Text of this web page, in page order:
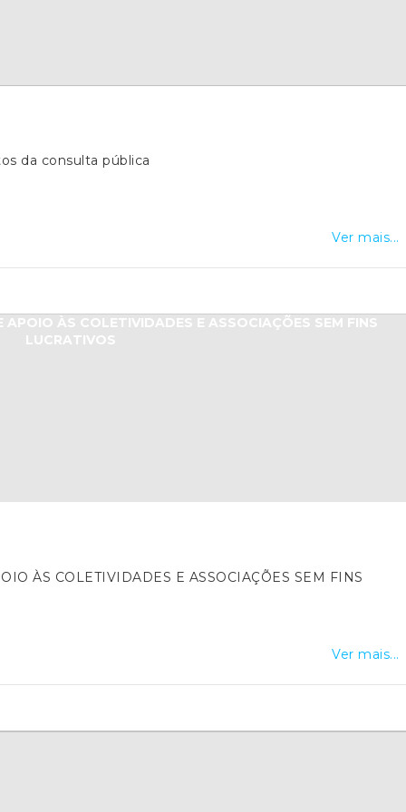
da consulta pública
Ver mais...
COLETIVIDADES E ASSOCIAÇÕES SEM FINS
Ver mais...